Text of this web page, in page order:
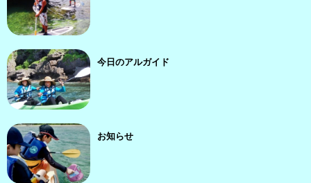
今日のアルガイド
お知らせ